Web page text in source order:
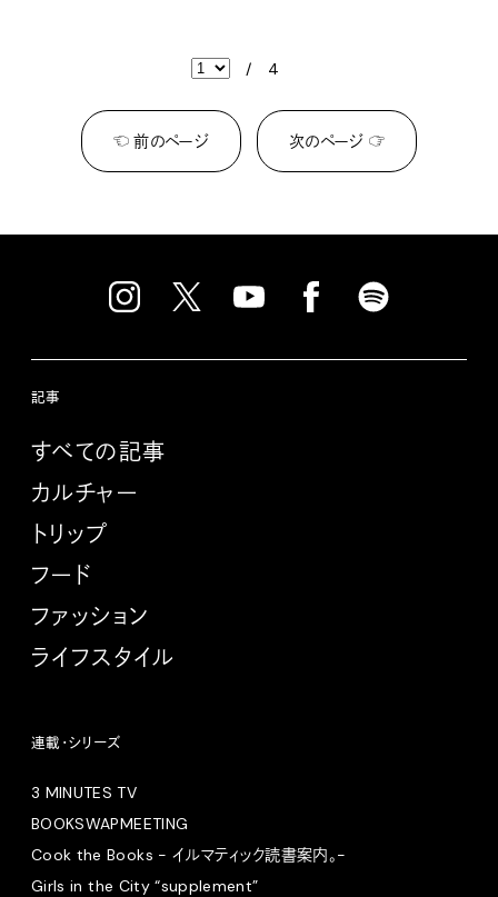
/ 4
☜ 前のページ 次のページ ☞
記事
すべての記事
カルチャー
トリップ
フード
ファッション
ライフスタイル
連載・シリーズ
3 MINUTES TV
BOOKSWAPMEETING
Cook the Books - イルマティック読書案内。-
Girls in the City “supplement”